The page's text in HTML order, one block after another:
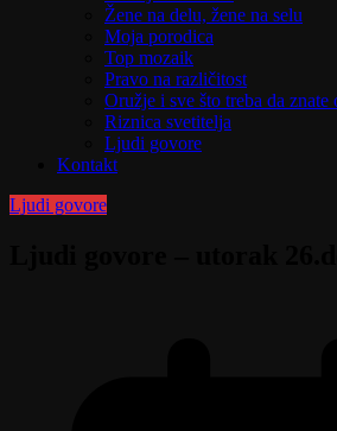
Žene na delu, žene na selu
Moja porodica
Top mozaik
Pravo na različitost
Oružje i sve što treba da znate
Riznica svetitelja
Ljudi govore
Kontakt
Ljudi govore